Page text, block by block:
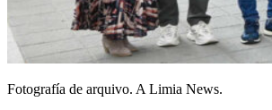
Fotografía de arquivo. A Limia News.